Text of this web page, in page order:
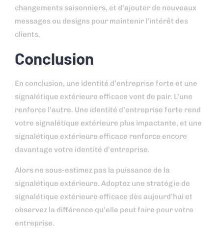
changements saisonniers, et d’ajouter de nouveaux
messages ou designs pour maintenir l’intérêt des
clients.
Conclusion
En conclusion, une identité d’entreprise forte et une
signalétique extérieure efficace vont de pair. L’une
renforce l’autre. Une identité d’entreprise forte rend
votre signalétique extérieure plus impactante, et une
signalétique extérieure efficace renforce encore
davantage votre identité d’entreprise.
Alors ne sous-estimez pas la puissance de la
signalétique extérieure. Adoptez une stratégie de
signalétique extérieure efficace dès aujourd’hui et
observez la différence qu’elle peut faire pour votre
entreprise.